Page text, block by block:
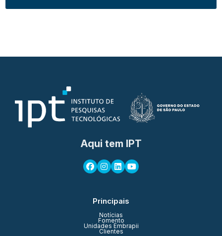
Aqui tem IPT
Principais
Notícias
Fomento
Unidades Embrapii
Clientes